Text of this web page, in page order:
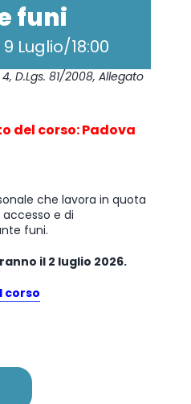
funi
9 Luglio/18:00
4, D.Lgs. 81/2008, Allegato
del corso: Padova
che lavora in quota
e di
funi.
il 2 luglio 2026.
corso